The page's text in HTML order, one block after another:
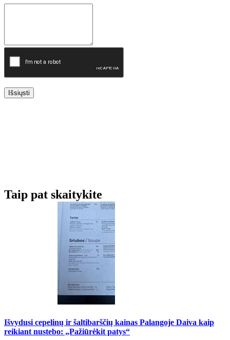
Išsiųsti
Taip pat skaitykite
Išvydusi cepelinų ir šaltibarščių kainas Palangoje Daiva kaip
reikiant nustebo: „Pažiūrėkit patys“